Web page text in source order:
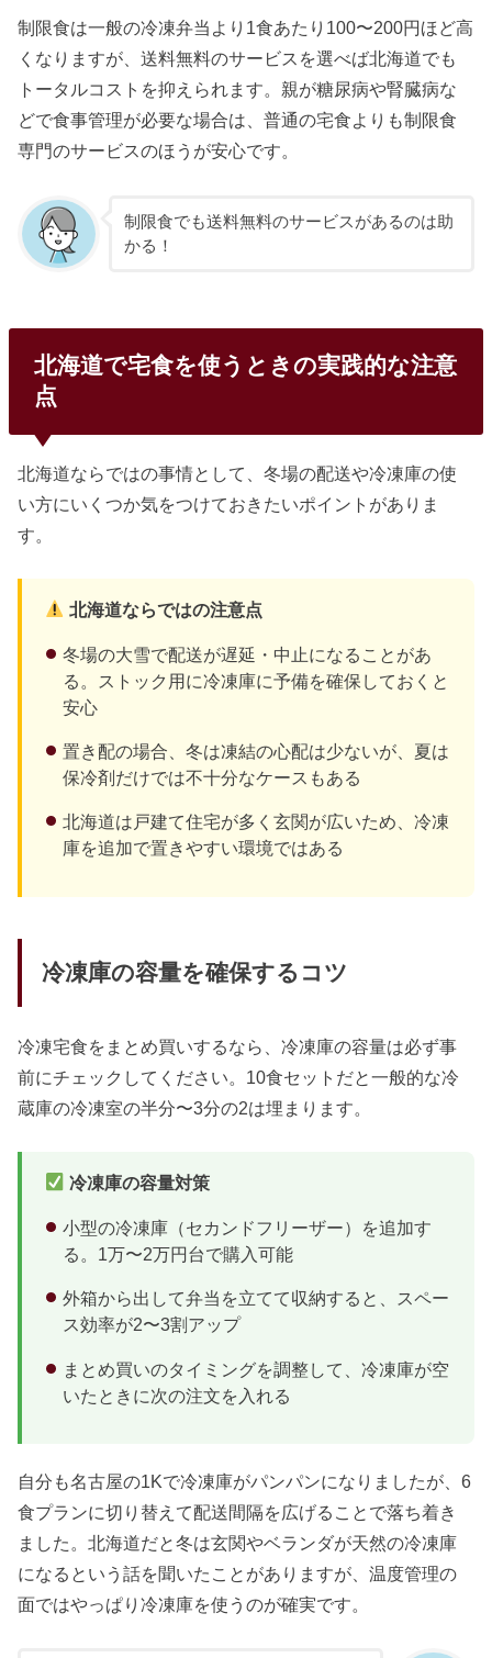
制限食は一般の冷凍弁当より1食あたり100〜200円ほど高
くなりますが、送料無料のサービスを選べば北海道でも
トータルコストを抑えられます。親が糖尿病や腎臓病な
どで食事管理が必要な場合は、普通の宅食よりも制限食
専門のサービスのほうが安心です。
制限食でも送料無料のサービスがあるのは助
かる！
北海道で宅食を使うときの実践的な注意
点
北海道ならではの事情として、冬場の配送や冷凍庫の使
い方にいくつか気をつけておきたいポイントがありま
す。
北海道ならではの注意点
冬場の大雪で配送が遅延・中止になることがあ
る。ストック用に冷凍庫に予備を確保しておくと
安心
置き配の場合、冬は凍結の心配は少ないが、夏は
保冷剤だけでは不十分なケースもある
北海道は戸建て住宅が多く玄関が広いため、冷凍
庫を追加で置きやすい環境ではある
冷凍庫の容量を確保するコツ
冷凍宅食をまとめ買いするなら、冷凍庫の容量は必ず事
前にチェックしてください。10食セットだと一般的な冷
蔵庫の冷凍室の半分〜3分の2は埋まります。
冷凍庫の容量対策
小型の冷凍庫（セカンドフリーザー）を追加す
る。1万〜2万円台で購入可能
外箱から出して弁当を立てて収納すると、スペー
ス効率が2〜3割アップ
まとめ買いのタイミングを調整して、冷凍庫が空
いたときに次の注文を入れる
自分も名古屋の1Kで冷凍庫がパンパンになりましたが、6
食プランに切り替えて配送間隔を広げることで落ち着き
ました。北海道だと冬は玄関やベランダが天然の冷凍庫
になるという話を聞いたことがありますが、温度管理の
面ではやっぱり冷凍庫を使うのが確実です。